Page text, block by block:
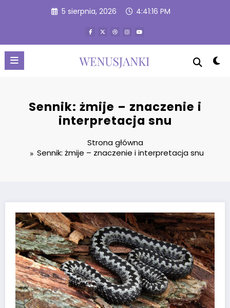
5 sierpnia, 2026 4:41:17 PM
Sennik: żmije – znaczenie i
interpretacja snu
Strona główna
Sennik: żmije – znaczenie i interpretacja snu